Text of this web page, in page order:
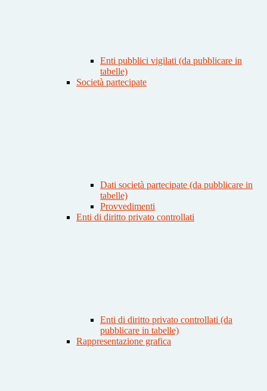
Enti pubblici vigilati (da pubblicare in
tabelle)
Società partecipate
Dati società partecipate (da pubblicare in
tabelle)
Provvedimenti
Enti di diritto privato controllati
Enti di diritto privato controllati (da
pubblicare in tabelle)
Rappresentazione grafica